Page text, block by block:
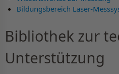
Bildungsbereich Laser-
Bibliothek zur
Unterstützung